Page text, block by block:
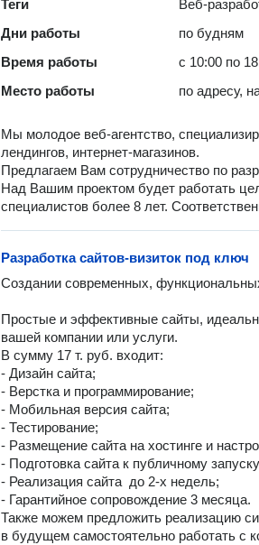
Теги
Веб-
Дни работы
по будням
Время работы
с 10:00 по
Место работы
по адресу,
Мы молодое веб-агентство,
лендингов, интернет-магазинов.
Предлагаем Вам сотрудничество по
Над Вашим проектом будет работать
специалистов более 8 лет.
Разработка сайтов-визиток под ключ
Создании современных,
Простые и эффективные сайты,
вашей компании или услуги.
В сумму 17 т. руб. входит:
- Дизайн сайта;
- Верстка и программирование;
- Мобильная версия сайта;
- Тестирование;
- Размещение сайта на хостинге и
- Подготовка сайта к публичному
- Реализация сайта  до 2-х недель;
- Гарантийное сопровождение 3 месяца.
Также можем предложить реализацию
в будущем самостоятельно работать с